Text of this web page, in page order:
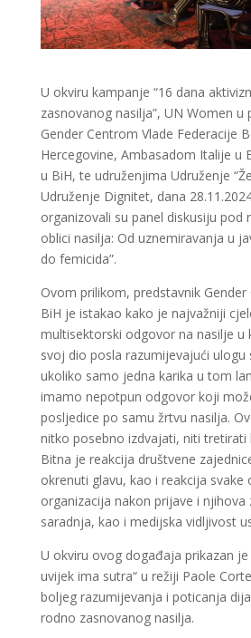
U okviru kampanje “16 dana
zasnovanog nasilja”, UN Women u
Gender Centrom Vlade Federacije
Hercegovine, Ambasadom Italije u
u BiH, te udruženjima Udruženje
Udruženje Dignitet, dana
organizovali su panel diskusiju pod
oblici nasilja: Od uznemiravanja u
do femicida”.
Ovom prilikom, predstavnik Gender
BiH je istakao kako je najvažniji
multisektorski odgovor na nasilje u
svoj dio posla razumijevajući ulogu
ukoliko samo jedna karika u tom
imamo nepotpun odgovor koji
posljedice po samu žrtvu nasilja.
nitko posebno izdvajati, niti tretirati
Bitna je reakcija društvene
okrenuti glavu, kao i reakcija svake
organizacija nakon prijave i njihova
saradnja, kao i medijska vidljivost
U okviru ovog događaja prikazan je
uvijek ima sutra“ u režiji Paole
boljeg razumijevanja i poticanja
rodno zasnovanog nasilja.